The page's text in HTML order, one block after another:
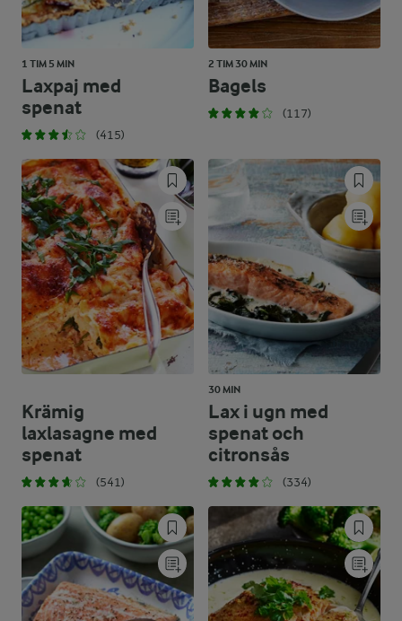
1 TIM 5 MIN
Laxpaj med
spenat
(415)
2 TIM 30 MIN
Bagels
(117)
Krämig
laxlasagne med
spenat
(541)
30 MIN
Lax i ugn med
spenat och
citronsås
(334)